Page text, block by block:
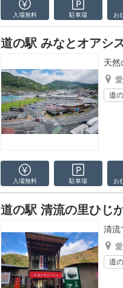
入場無料 駐車場 お
道の駅 みなとオアシ
天然
道
入場無料 駐車場 お
道の駅 清流の里ひじ
清流
道